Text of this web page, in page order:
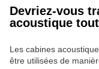
Devriez-vous
acoustique
Les cabines
être utilisées de